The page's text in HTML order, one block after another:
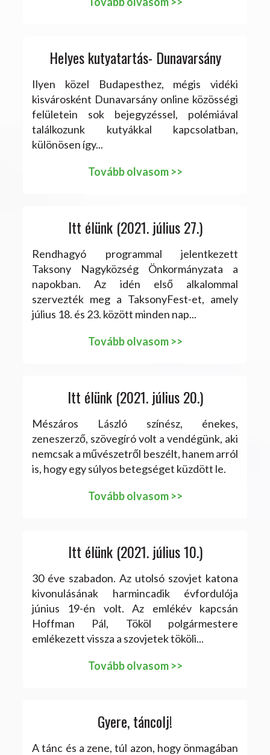
Helyes kutyatartás- Dunavarsány
Ilyen közel Budapesthez, mégis vidéki
kisvárosként Dunavarsány online közösségi
felületein sok bejegyzéssel, polémiával
találkozunk kutyákkal kapcsolatban,
különösen így...
Tovább olvasom >>
Itt élünk (2021. július 27.)
Rendhagyó programmal jelentkezett
Taksony Nagyközség Önkormányzata a
napokban. Az idén első alkalommal
szervezték meg a TaksonyFest-et, amely
július 18. és 23. között minden nap...
Tovább olvasom >>
Itt élünk (2021. július 20.)
Mészáros László színész, énekes,
zeneszerző, szövegíró volt a vendégünk, aki
nemcsak a művészetről beszélt, hanem arról
is, hogy egy súlyos betegséget küzdött le.
Tovább olvasom >>
Itt élünk (2021. július 10.)
30 éve szabadon. Az utolsó szovjet katona
kivonulásának harmincadik évfordulója
június 19-én volt. Az emlékév kapcsán
Hoffman Pál, Tököl polgármestere
emlékezett vissza a szovjetek tököli...
Tovább olvasom >>
Gyere, táncolj!
A tánc és a zene, túl azon, hogy önmagában